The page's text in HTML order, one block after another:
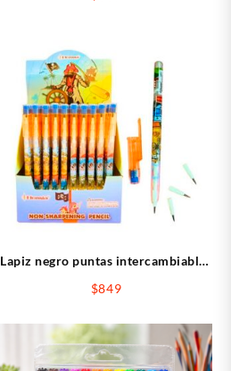
Lapiz negro puntas intercambiables
$849